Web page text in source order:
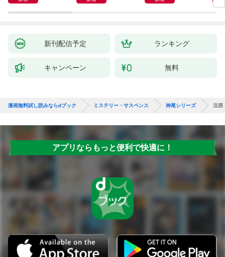
新刊配信予定 ランキング
キャンペーン 無料
漫画無料試し読みならdブック ミステリー・サスペンス 神尾シリーズ 流塵
アプリならもっと便利で快適に！